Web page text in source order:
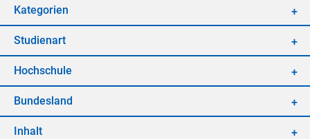
Ka­te­go­ri­en
Stu­di­en­art
Hoch­schu­le
Bun­des­land
In­halt